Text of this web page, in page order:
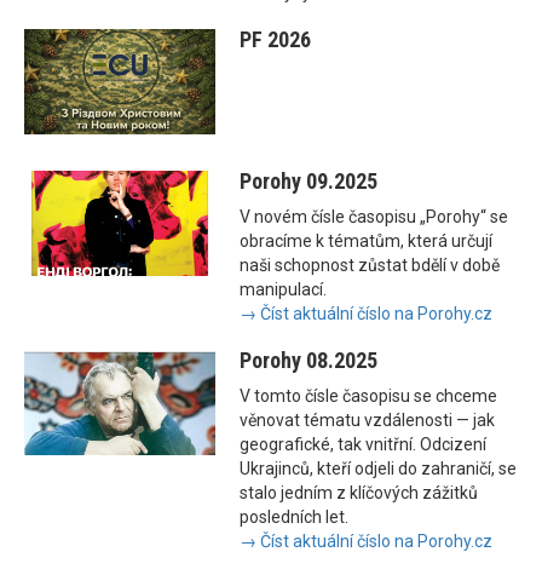
PF 2026
Porohy 09.2025
V novém čísle časopisu „Porohy“ se
obracíme k tématům, která určují
naši schopnost zůstat bdělí v době
manipulací.
→ Číst aktuální číslo na Porohy.cz
Porohy 08.2025
V tomto čísle časopisu se chceme
věnovat tématu vzdálenosti — jak
geografické, tak vnitřní. Odcizení
Ukrajinců, kteří odjeli do zahraničí, se
stalo jedním z klíčových zážitků
posledních let.
→ Číst aktuální číslo na Porohy.cz